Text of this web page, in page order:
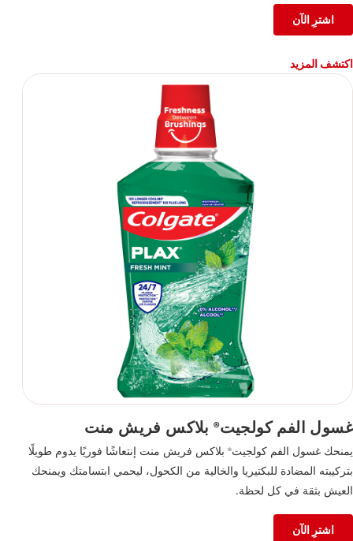
اشترِ الآن
اكتشف المزيد
غسول الفم كولجيت®بلاكس فريش منت
يمنحك غسول الفم كولجيت® بلاكس فريش منت إنتعاشًا فوريًا يدوم طويلًا
بتركيبته المضادة للبكتيريا والخالية من الكحول، ليحمي ابتسامتك ويمنحك
العيش بثقة في كل لحظة.
اشترِ الآن